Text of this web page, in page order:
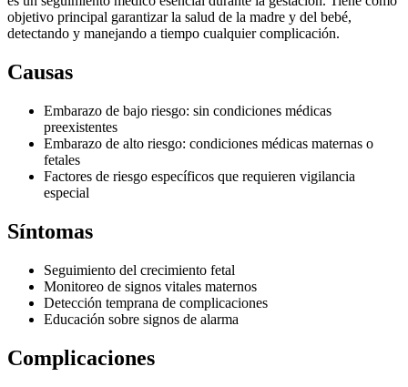
objetivo principal garantizar la salud de la madre y del bebé,
detectando y manejando a tiempo cualquier complicación.
Causas
Embarazo de bajo riesgo: sin condiciones médicas
preexistentes
Embarazo de alto riesgo: condiciones médicas maternas o
fetales
Factores de riesgo específicos que requieren vigilancia
especial
Síntomas
Seguimiento del crecimiento fetal
Monitoreo de signos vitales maternos
Detección temprana de complicaciones
Educación sobre signos de alarma
Complicaciones